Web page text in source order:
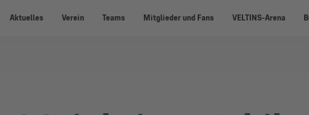
Aktuelles Verein Teams Mitglieder und Fans VELTINS-Arena